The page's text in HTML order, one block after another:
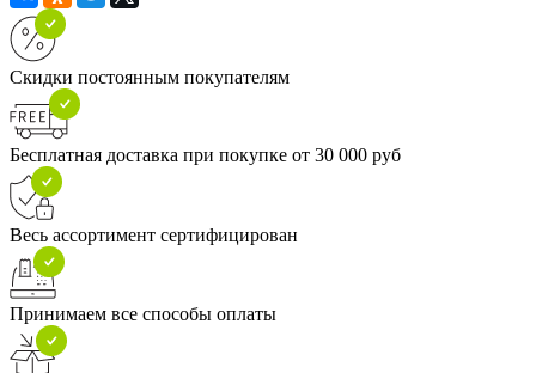
Скидки постоянным покупателям
Бесплатная доставка при покупке от 30 000 руб
Весь ассортимент сертифицирован
Принимаем все способы оплаты